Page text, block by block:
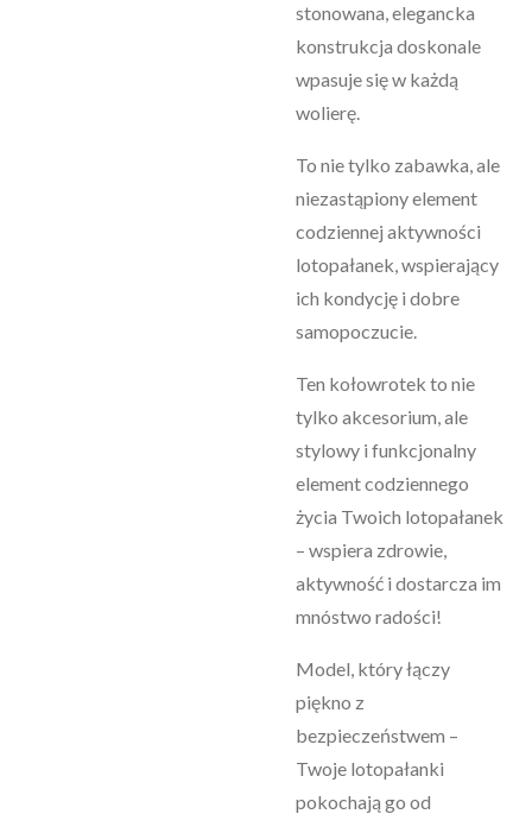
stonowana, elegancka
konstrukcja doskonale
wpasuje się w każdą
wolierę.
To nie tylko zabawka, ale
niezastąpiony element
codziennej aktywności
lotopałanek, wspierający
ich kondycję i dobre
samopoczucie.
Ten kołowrotek to nie
tylko akcesorium, ale
stylowy i funkcjonalny
element codziennego
życia Twoich lotopałanek
– wspiera zdrowie,
aktywność i dostarcza im
mnóstwo radości!
Model, który łączy
piękno z
bezpieczeństwem –
Twoje lotopałanki
pokochają go od